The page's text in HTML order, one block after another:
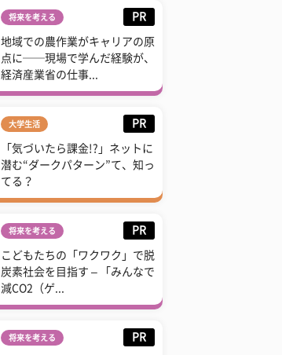
将来を考える PR
地域での農作業がキャリアの原
点に──現場で学んだ経験が、
経済産業省の仕事...
大学生活 PR
「気づいたら課金!?」ネットに
潜む“ダークパターン”て、知っ
てる？
将来を考える PR
こどもたちの「ワクワク」で脱
炭素社会を目指す – 「みんなで
減CO2（ゲ...
将来を考える PR